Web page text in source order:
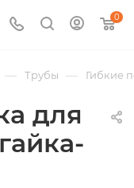
0
— Трубы — Гибкие
для